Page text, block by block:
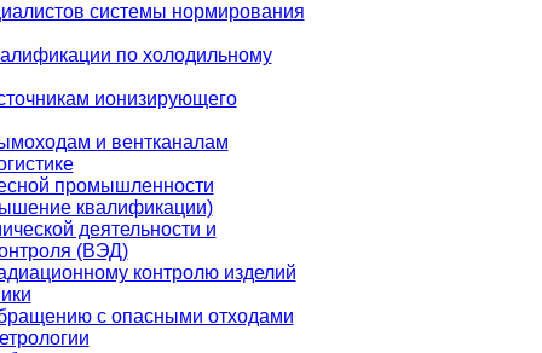
системы нормирования
по холодильному
ионизирующего
и вентканалам
промышленности
квалификации)
деятельности и
(ВЭД)
контролю изделий
с опасными отходами